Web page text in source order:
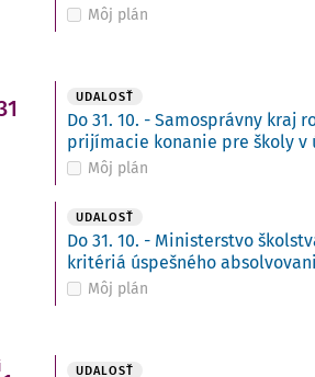
Môj plán
UDALOSŤ
Do 31. 10. - Samosprávny
prijímacie konanie pre školy v
Môj plán
UDALOSŤ
Do 31. 10. - Ministerstvo
kritériá úspešného
Môj plán
UDALOSŤ